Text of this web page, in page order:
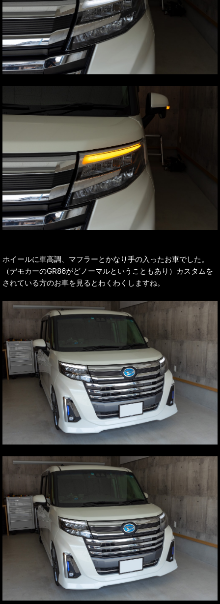
ホイールに車高調、マフラーとかなり手の入ったお車でした。
（デモカーのGR86がどノーマルということもあり）カスタムを
されている方のお車を見るとわくわくしますね。